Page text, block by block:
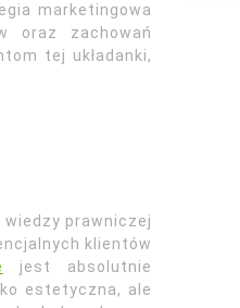
marketingowa
oraz zachowań
tej układanki,
prawniczej
klientów
jest absolutnie
estetyczna, ale